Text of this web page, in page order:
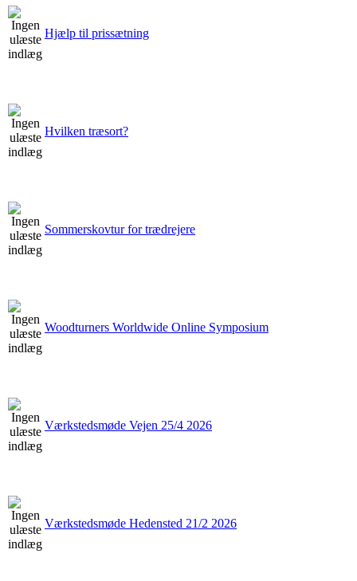
Hjælp til prissætning
Hvilken træsort?
Sommerskovtur for trædrejere
Woodturners Worldwide Online Symposium
Værkstedsmøde Vejen 25/4 2026
Værkstedsmøde Hedensted 21/2 2026